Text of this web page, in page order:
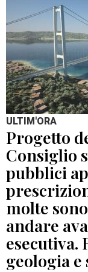
ULTIM'ORA
Progetto
Consiglio
pubblici
molte
andare
esecutiva.
geologia e